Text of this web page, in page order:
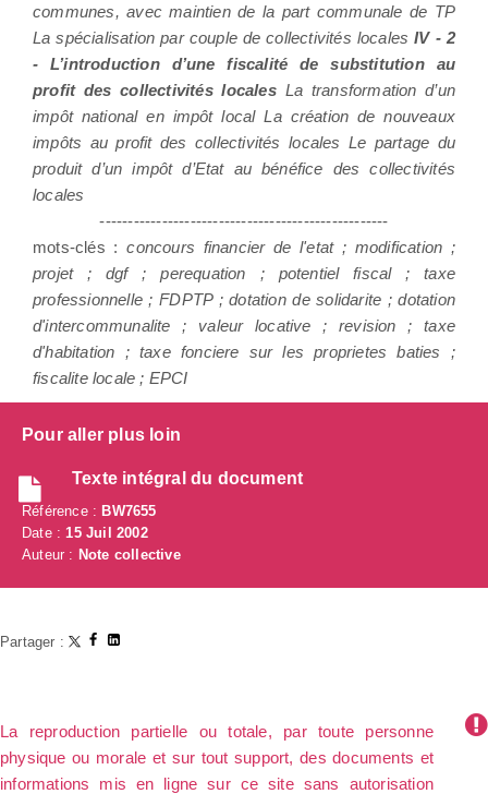
communes, avec maintien de la part communale de TP
La spécialisation par couple de collectivités localesIV - 2
- L’introduction d’une fiscalité de substitution au
profit des collectivités localesLa transformation d’un
impôt national en impôt local La création de nouveaux
impôts au profit des collectivités locales Le partage du
produit d’un impôt d’Etat au bénéfice des collectivités
locales
---------------------------------------------------
mots-clés :concours financier de l'etat ; modification ;
projet ; dgf ; perequation ; potentiel fiscal ; taxe
professionnelle ; FDPTP ; dotation de solidarite ; dotation
d'intercommunalite ; valeur locative ; revision ; taxe
d'habitation ; taxe fonciere sur les proprietes baties ;
fiscalite locale ; EPCI
Pour aller plus loin
Texte intégral du document
Référence :BW7655
Date : 15 Juil 2002
Auteur : Note collective
Partager :
La reproduction partielle ou totale, par toute personne
physique ou morale et sur tout support, des documents et
informations mis en ligne sur ce site sans autorisation